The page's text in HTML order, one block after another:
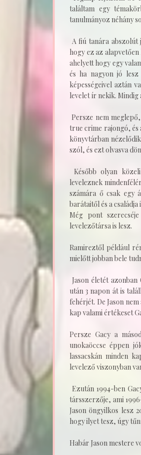
találtam egy
tanulmányoz néhány
A fiú tanára abszolút
hogy ez az
ahelyett hogy egy
és ha nagyon jó lesz
képességeivel aztán
levelet ír nekik. Mindig
Persze nem
true crime rajongó, és
könyvtárban
szól, és ezt olvasva
Később olyan
leveleznek
számára ő csak egy
barátaitől és a
Még pont
levelezőtársa is lesz.
Ramireztől például
mielőtt jobban bele
Jason életét
után 3 napon át is
fehérjét. De Jason
kap valami értékeset
Persze Gacy a
unokaöccse éppen
lassacskán minden
levelező viszonyban
Ezután 1994-ben
társszerzője, ami
Jason öngyilkos lesz
hogy ilyet tesz, úgy
Habár Jason mestere